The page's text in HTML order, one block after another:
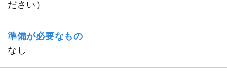
ださい）
準備が必要なもの
なし